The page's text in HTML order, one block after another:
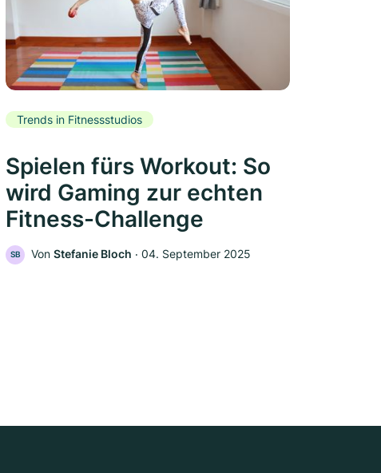
Trends in Fitnessstudios
Spielen fürs Workout: So
wird Gaming zur echten
Fitness-Challenge
SB Von Stefanie Bloch ‧ 04. September 2025